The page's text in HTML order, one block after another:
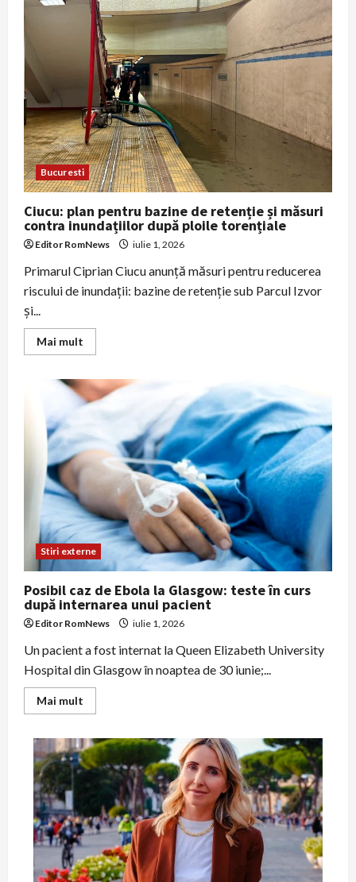
Basarabia
după
furtună:
porțiune
de
carosabil
în
pericol
din
cauza
unei
galerii
termice
degradate
Bucuresti
Ciucu: plan pentru bazine de retenție și măsuri
contra inundațiilor după ploile torențiale
Editor RomNews iulie 1, 2026
Primarul Ciprian Ciucu anunță măsuri pentru reducerea
riscului de inundații: bazine de retenție sub Parcul Izvor
și...
Mai mult
more
plan
pentru
bazine
și
măsuri
contra
inundațiilor
după
ploile
torențiale
Stiri externe
Posibil caz de Ebola la Glasgow: teste în curs
după internarea unui pacient
Editor RomNews iulie 1, 2026
Un pacient a fost internat la Queen Elizabeth University
Hospital din Glasgow în noaptea de 30 iunie;...
Mai mult
more
caz
de
Ebola
Glasgow:
curs
după
internarea
unui
pacient